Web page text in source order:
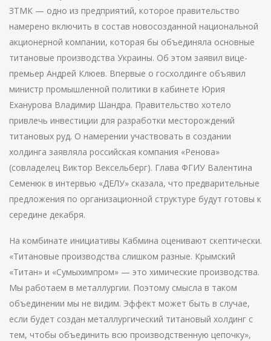
ЗТМК — одно из предприятий, которое правительство
намерено включить в состав новосозданной национальной
акционерной компании, которая бы объединяла основные
титановые производства Украины. Об этом заявил вице-
премьер Андрей Клюев. Впервые о госхолдинге объявил
министр промышленной политики в кабинете Юрия
Еханурова Владимир Шандра. Правительство хотело
привлечь инвестиции для разработки месторождений
титановых руд. О намерении участвовать в создании
холдинга заявляла российская компания «Ренова»
(совладелец Виктор Вексельберг). Глава ФГИУ Валентина
Семенюк в интервью «ДЕЛУ» сказала, что предварительные
предложения по организационной структуре будут готовы к
середине декабря.
На комбинате инициативы Кабмина оценивают скептически.
«Титановые производства слишком разные. Крымский
«Титан» и «Сумыхимпром» — это химические производства.
Мы работаем в металлургии. Поэтому смысла в таком
объединении мы не видим. Эффект может быть в случае,
если будет создан металлургический титановый холдинг с
тем, чтобы объединить всю производственную цепочку»,